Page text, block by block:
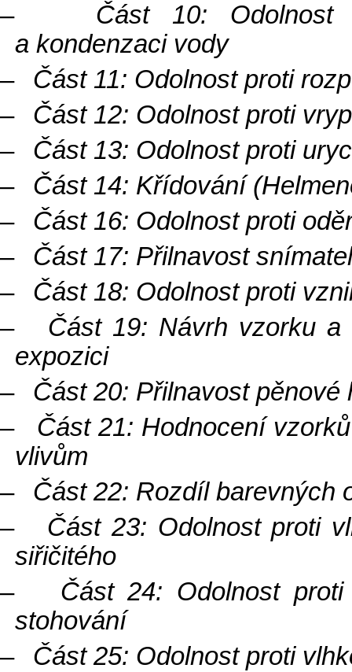
–
Část 10: Odolnost
a kondenzaci vody
–
Část 11: Odolnost proti
–
Část 12: Odolnost proti
–
Část 13: Odolnost proti
–
Část 14: Křídování
–
Část 16: Odolnost proti
–
Část 17: Přilnavost
–
Část 18: Odolnost proti
–
Část 19: Návrh vzorku a
expozici
–
Část 20: Přilnavost pěnové
–
Část 21: Hodnocení
vlivům
–
Část 22: Rozdíl barevných
–
Část 23: Odolnost proti
siřičitého
–
Část 24: Odolnost
stohování
–
Část 25: Odolnost proti